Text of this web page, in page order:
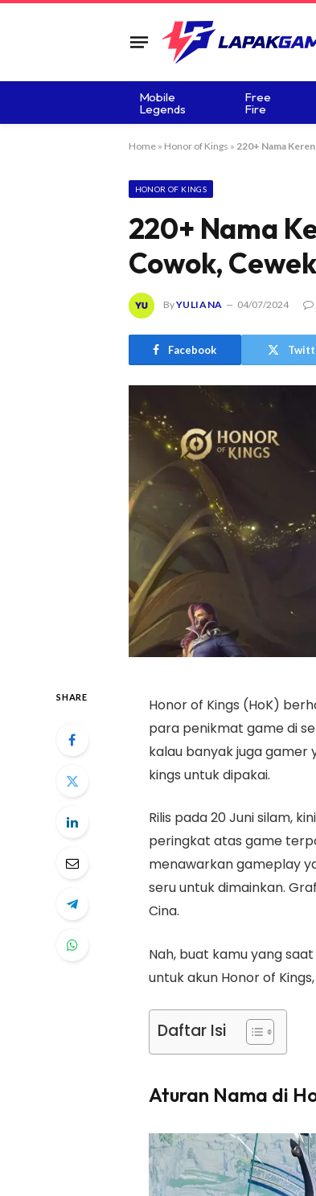
Mobile
Legends
Free
Fire
Home» Honor of Kings » 220+ Nama
HONOR OF KINGS
220+ Nama
Cowok,
ByYULIANA 04/07/2024
Facebook
SHARE
Honor of Kings (HoK)
para penikmat game di
kalau banyak juga gamer
kings untuk dipakai.
Rilis pada 20 Juni silam,
peringkat atas game
menawarkan gameplay
seru untuk dimainkan.
Cina.
Nah, buat kamu yang
untuk akun Honor of
Daftar Isi
Aturan Nama di